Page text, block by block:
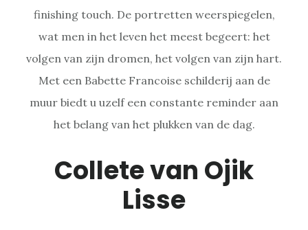
finishing touch. De portretten weerspiegelen,
wat men in het leven het meest begeert: het
volgen van zijn dromen, het volgen van zijn hart.
Met een Babette Francoise schilderij aan de
muur biedt u uzelf een constante reminder aan
het belang van het plukken van de dag.
Collete van Ojik
Lisse